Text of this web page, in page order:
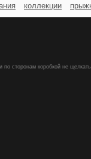
коллекции
по сторонам коробкой не